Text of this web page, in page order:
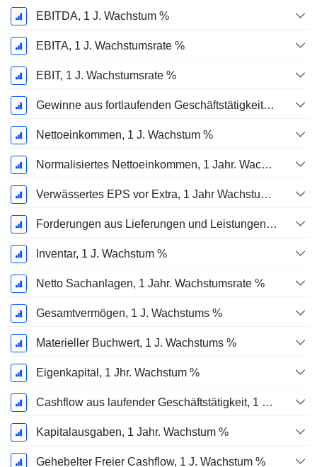
EBITDA, 1 J. Wachstum %
EBITA, 1 J. Wachstumsrate %
EBIT, 1 J. Wachstumsrate %
Gewinne aus fortlaufenden Geschäftstätigkeiten, 1 Jahr Wachstumsrate %
Nettoeinkommen, 1 J. Wachstum %
Normalisiertes Nettoeinkommen, 1 Jahr. Wachstums %
Verwässertes EPS vor Extra, 1 Jahr Wachstumsrate %
Forderungen aus Lieferungen und Leistungen, 1 Jahr Wachstum %
Inventar, 1 J. Wachstum %
Netto Sachanlagen, 1 Jahr. Wachstumsrate %
Gesamtvermögen, 1 J. Wachstums %
Materieller Buchwert, 1 J. Wachstums %
Eigenkapital, 1 Jhr. Wachstum %
Cashflow aus laufender Geschäftstätigkeit, 1 Jähriges Wachstum in %
Kapitalausgaben, 1 Jahr. Wachstum %
Gehebelter Freier Cashflow, 1 J. Wachstum %